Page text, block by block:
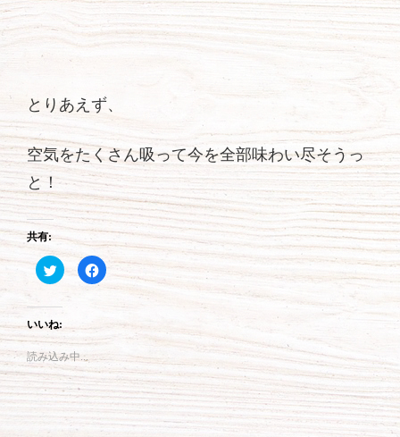
とりあえず、
空気をたくさん吸って今を全部味わい尽そうっ
と！
共有:
ク
リ
ク
し
て
T
w
t
t
e
r
で
共
F
a
共
有
す
る
に
ク
いいね:
読み込み中...